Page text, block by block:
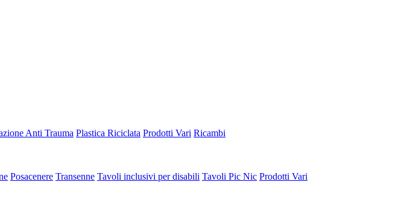
Anti Trauma Plastica Riciclata Prodotti Vari Ricambi
Posacenere Transenne Tavoli inclusivi per disabili Tavoli Pic Nic Prodotti Vari